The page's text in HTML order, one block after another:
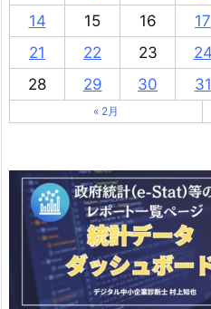
14
15 16 17
21
22 23 24
28
29 30 31
« 2月